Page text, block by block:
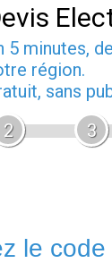
5 minutes,
région.
sans
2 3
le